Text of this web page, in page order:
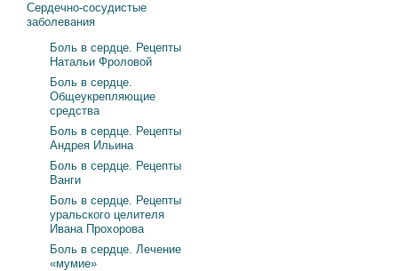
Сердечно-сосудистые
заболевания
Боль в сердце. Рецепты
Натальи Фроловой
Боль в сердце.
Общеукрепляющие
средства
Боль в сердце. Рецепты
Андрея Ильина
Боль в сердце. Рецепты
Ванги
Боль в сердце. Рецепты
уральского целителя
Ивана Прохорова
Боль в сердце. Лечение
«мумие»